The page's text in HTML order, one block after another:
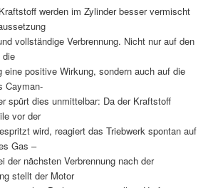
werden im Zylinder besser vermischt 
vollständige Verbrennung. Nicht nur auf den
die
eine positive Wirkung, sondern auch auf die
Cayman-
spürt dies unmittelbar: Da der Kraftstoff
vor der
wird, reagiert das Triebwerk spontan auf
Gas –
der nächsten Verbrennung nach der
stellt der Motor